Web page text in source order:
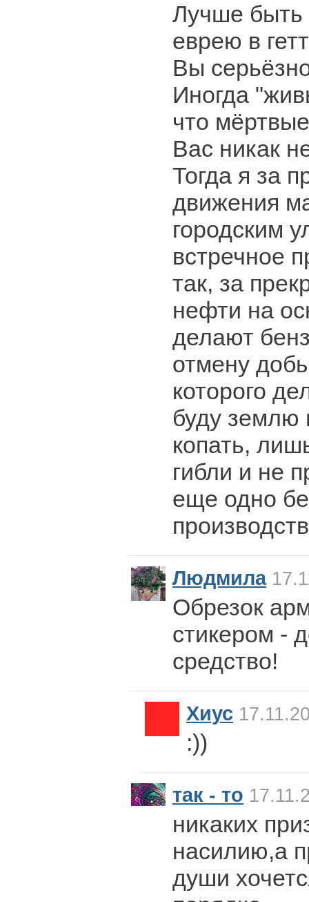
Лучше быть
еврею в
Вы
Иногда
что
Вас никак
Тогда я за
движения
городским
встречное
так, за
нефти на
делают
отмену
которого
буду землю
копать,
гибли и не
еще одно
Людмила
Обрезок
стикером -
средство!
Хиус
:))
так - то
никаких
насилию,а
души